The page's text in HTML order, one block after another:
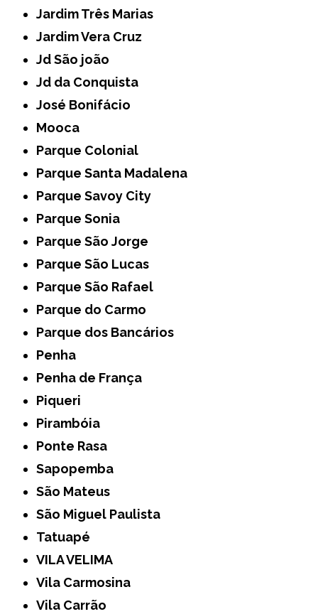
Jardim Três Marias
Jardim Vera Cruz
Jd São joão
Jd da Conquista
José Bonifácio
Mooca
Parque Colonial
Parque Santa Madalena
Parque Savoy City
Parque Sonia
Parque São Jorge
Parque São Lucas
Parque São Rafael
Parque do Carmo
Parque dos Bancários
Penha
Penha de França
Piqueri
Pirambóia
Ponte Rasa
Sapopemba
São Mateus
São Miguel Paulista
Tatuapé
VILA VELIMA
Vila Carmosina
Vila Carrão